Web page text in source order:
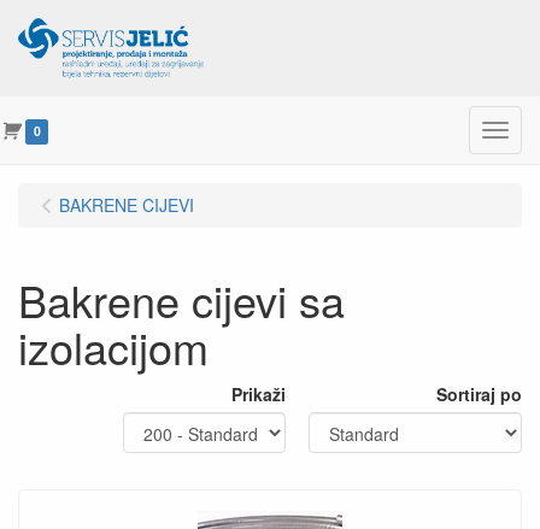
0 Menu
BAKRENE CIJEVI
Bakrene cijevi sa
izolacijom
Prikaži Sortiraj po